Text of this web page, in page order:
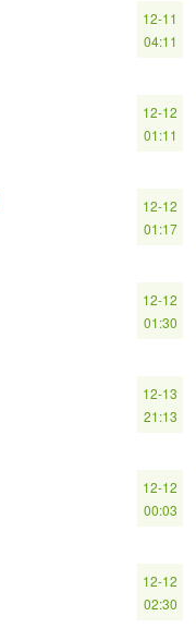
12-11
04:11
12-12
01:11
12-12
01:17
12-12
01:30
12-13
21:13
12-12
00:03
12-12
02:30